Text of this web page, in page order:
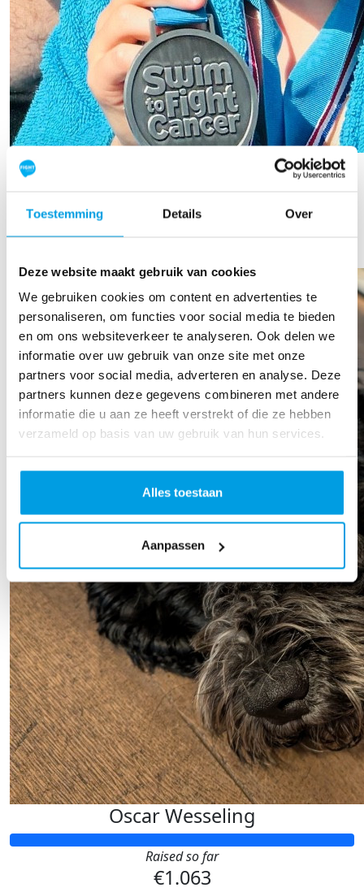
Toestemming Details Over
Deze website maakt gebruik van cookies
We gebruiken cookies om content en advertenties te
personaliseren, om functies voor social media te bieden
en om ons websiteverkeer te analyseren. Ook delen we
informatie over uw gebruik van onze site met onze
partners voor social media, adverteren en analyse. Deze
partners kunnen deze gegevens combineren met andere
informatie die u aan ze heeft verstrekt of die ze hebben
verzameld op basis van uw gebruik van hun services.
Alles toestaan
Aanpassen
Raised so far
€556
Oscar Wesseling
Raised so far
€1.063